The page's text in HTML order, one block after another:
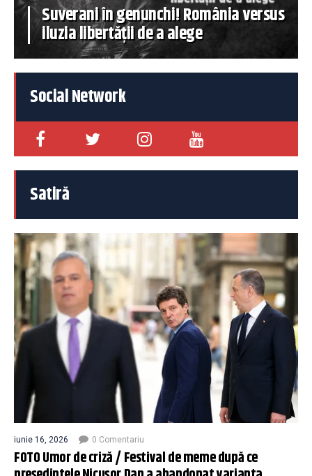
Suverani în genunchi! România versus
iluzia libertății de a alege
Social Network
Satiră
iunie 16, 2026 0 Comentariu
FOTO Umor de criză / Festival de meme după ce